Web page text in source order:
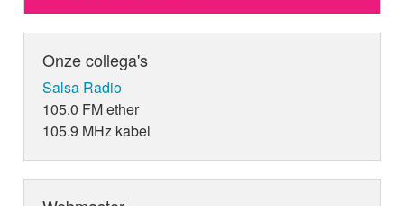
Onze collega's
Salsa Radio
105.0 FM ether
105.9 MHz kabel